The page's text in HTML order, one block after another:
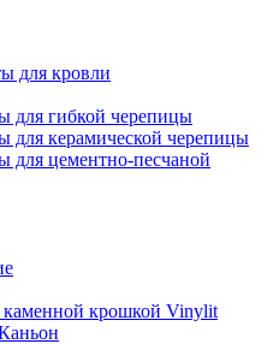
для кровли
для гибкой черепицы
для керамической черепицы
для цементно-песчаной
каменной крошкой Vinylit